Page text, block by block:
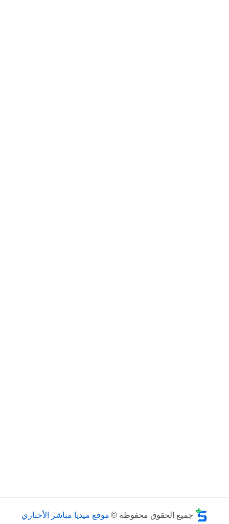
جميع الحقوق محفوظة © موقع ميديا مباشر الأخباري